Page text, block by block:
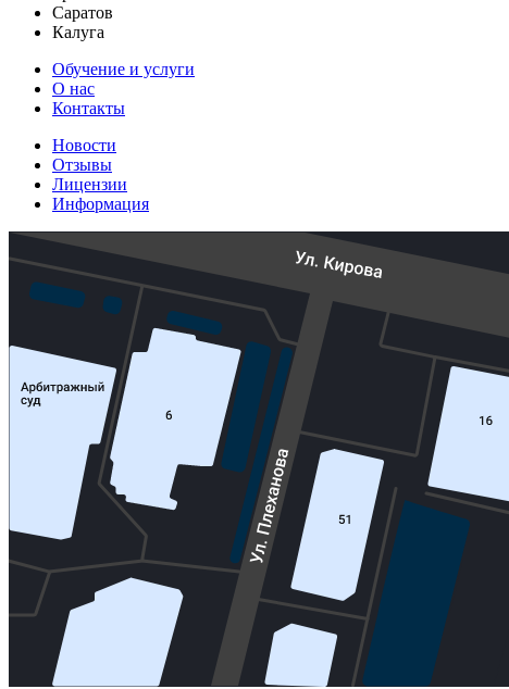
Саратов
Калуга
Обучение и услуги
О нас
Контакты
Новости
Отзывы
Лицензии
Информация